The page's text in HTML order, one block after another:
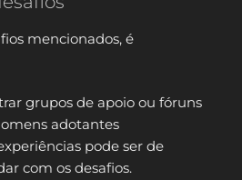
mencionados, é
grupos de apoio ou fóruns
adotantes
pode ser de
com os desafios.